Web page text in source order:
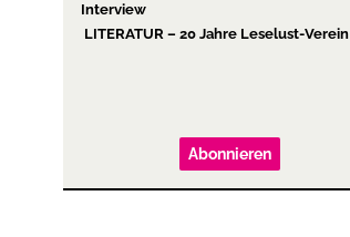
Interview
LITERATUR – 20 Jahre Leselust-Verein
Abonnieren